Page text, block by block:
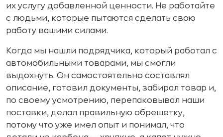
их услугу добавленной ценности. Не работайте
с людьми, которые пытаются сделать свою
работу вашими силами.
Когда мы нашли подрядчика, который работал с
автомобильными товарами, мы смогли
выдохнуть. Он самостоятельно составлял
описание, готовил документы, забирал товар и,
по своему усмотрению, перепаковывал наши
поставки, делал правильную обрешетку,
потому что уже имел опыт и понимал, что